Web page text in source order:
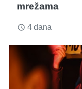
mrežama
access_time 4 dana